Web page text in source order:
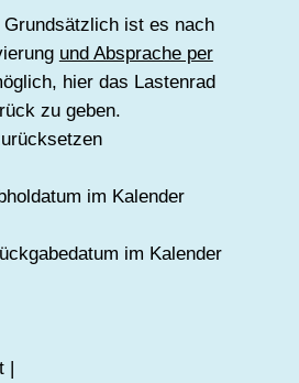
Grundsätzlich ist es nach
und Absprache per
hier das Lastenrad
zu geben.
im Kalender
im Kalender
|